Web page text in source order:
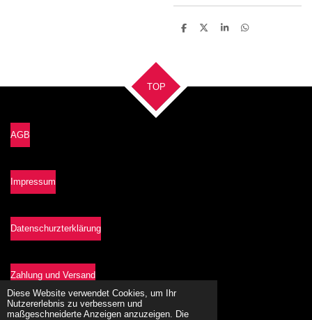
Diese Website verwendet Cookies, um Ihr
Nutzererlebnis zu verbessern und
maßgeschneiderte Anzeigen anzuzeigen. Die
T
T
T
T
TOP
AGB
Impressum
Datenschurzterklärung
Zahlung und Versand